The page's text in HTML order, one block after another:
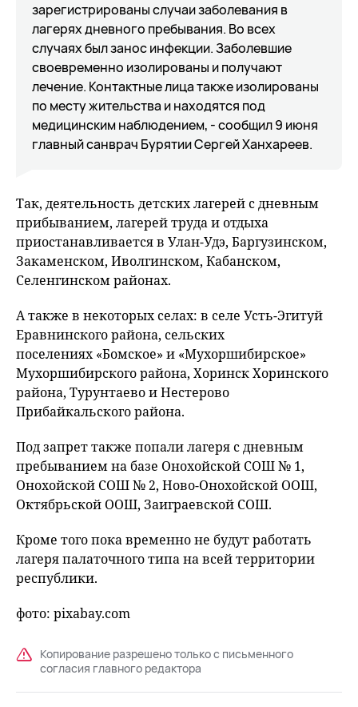
зарегистрированы случаи заболевания в
лагерях дневного пребывания. Во всех
случаях был занос инфекции. Заболевшие
своевременно изолированы и получают
лечение. Контактные лица также изолированы
по месту жительства и находятся под
медицинским наблюдением, - сообщил 9 июня
главный санврач Бурятии Сергей Ханхареев.
Так, деятельность детских лагерей с дневным
прибыванием, лагерей труда и отдыха
приостанавливается в Улан-Удэ, Баргузинском,
Закаменском, Иволгинском, Кабанском,
Селенгинском районах.
А также в некоторых селах: в селе Усть-Эгитуй
Еравнинского района, сельских
поселениях «Бомское» и «Мухоршибирское»
Мухоршибирского района, Хоринск Хоринского
района, Турунтаево и Нестерово
Прибайкальского района.
Под запрет также попали лагеря с дневным
пребыванием на базе Онохойской СОШ № 1,
Онохойской СОШ № 2, Ново-Онохойской ООШ,
Октябрьской ООШ, Заиграевской СОШ.
Кроме того пока временно не будут работать
лагеря палаточного типа на всей территории
республики.
фото: pixabay.com
Копирование разрешено только с письменного
согласия главного редактора